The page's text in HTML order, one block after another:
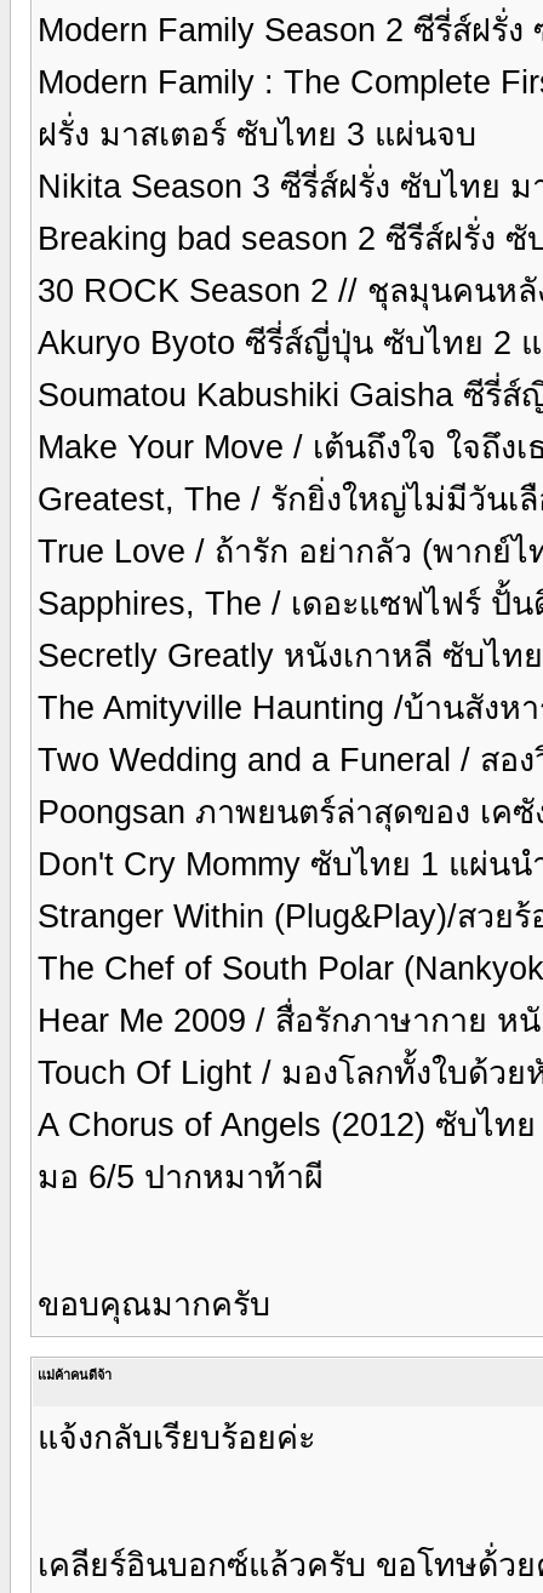
Modern Family Season 2 ซีรี่ส์ฝรั่
Modern Family : The Complete
ฝรั่ง มาสเตอร์ ซับไทย 3 แผ่นจบ
Nikita Season 3 ซีรี่ส์ฝรั่ง ซับไทย
Breaking bad season 2 ซีรีส์ฝรั่ง
30 ROCK Season 2 // ชุลมุนคนห
Akuryo Byoto ซีรี่ส์ญี่ปุ่น ซับไทย 2
Soumatou Kabushiki Gaisha ซีรี่
Make Your Move / เต้นถึงใจ ใจถึง
Greatest, The / รักยิ่งใหญ่ไม่มีวันเ
True Love / ถ้ารัก อย่ากลัว (พากย์
Sapphires, The / เดอะแซฟไฟร์ ปั้
Secretly Greatly หนังเกาหลี ซับไ
The Amityville Haunting /บ้านสัง
Two Wedding and a Funeral / ส
Poongsan ภาพยนตร์ล่าสุดของ เค
Don't Cry Mommy ซับไทย 1 แผ่น
Stranger Within (Plug&Play)/สว
The Chef of South Polar
Hear Me 2009 / สื่อรักภาษากาย ห
Touch Of Light / มองโลกทั้งใบด้ว
A Chorus of Angels (2012) ซับไทย
มอ 6/5 ปากหมาท้าผี
ขอบคุณมากครับ
แม่ค้าคนดีจ้า
แจ้งกลับเรียบร้อยค่ะ
เคลียร์อินบอกซ์แล้วครับ ขอโทษด้่ว